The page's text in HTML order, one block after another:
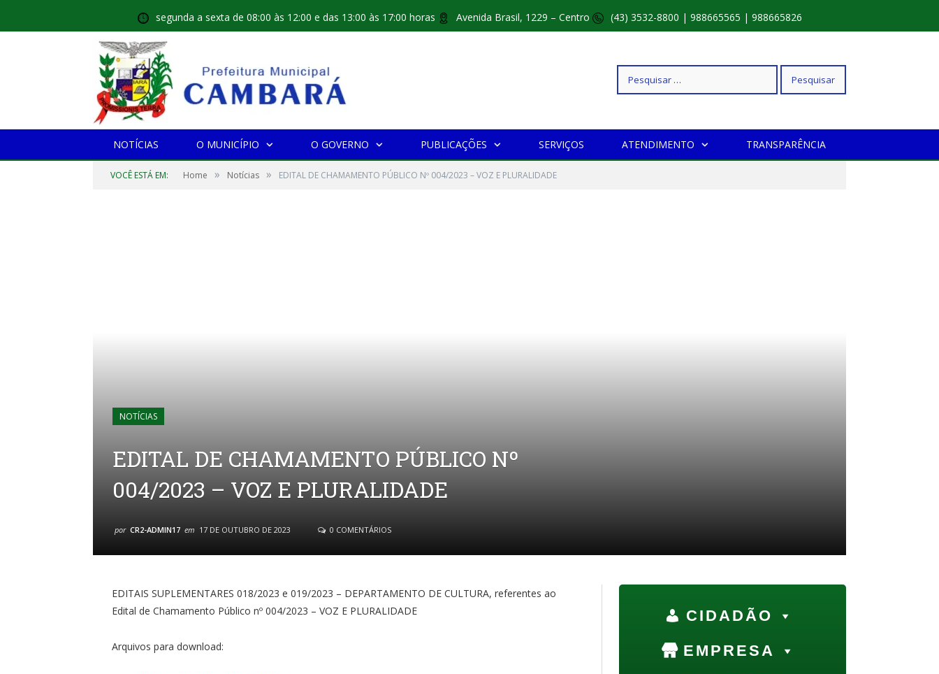
segunda a sexta de 08:00 às 12:00 e das 13:00 às 17:00 horas Avenida Brasil, 1229 – Centro (43) 3532-8800 | 988665565 | 988665826
Pesquisar
NOTÍCIAS O MUNICÍPIO O GOVERNO PUBLICAÇÕES SERVIÇOS ATENDIMENTO TRANSPARÊNCIA
VOCÊ ESTÁ EM: Home » Notícias » EDITAL DE CHAMAMENTO PÚBLICO Nº 004/2023 – VOZ E PLURALIDADE
NOTÍCIAS
EDITAL DE CHAMAMENTO PÚBLICO Nº
004/2023 – VOZ E PLURALIDADE
por CR2-ADMIN17 em 17 DE OUTUBRO DE 2023 0 COMENTÁRIOS
EDITAIS SUPLEMENTARES 018/2023 e 019/2023 – DEPARTAMENTO DE CULTURA, referentes ao
Edital de Chamamento Público nº 004/2023 – VOZ E PLURALIDADE
Arquivos para download:
CIDADÃO
EMPRESA